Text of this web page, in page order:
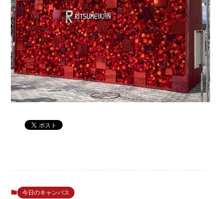
今日のキャンパス